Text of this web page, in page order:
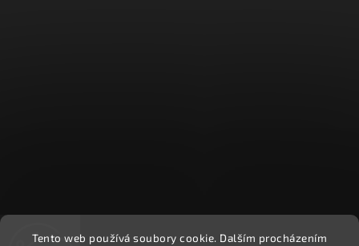
Tento web používá soubory cookie. Dalším procházením